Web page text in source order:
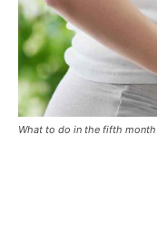
What to do in the fifth